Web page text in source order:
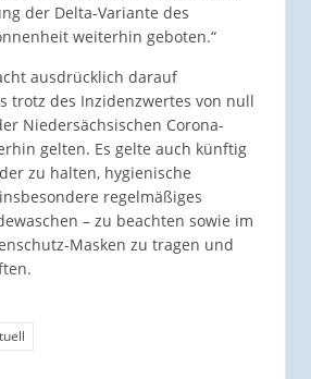
der Delta-Variante des
weiterhin geboten.“
ausdrücklich darauf
trotz des Inzidenzwertes von null
Niedersächsischen Corona-
gelten. Es gelte auch künftig
zu halten, hygienische
regelmäßiges
– zu beachten sowie im
Masken zu tragen und